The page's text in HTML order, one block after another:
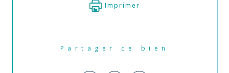
Imprimer
Partager ce bien